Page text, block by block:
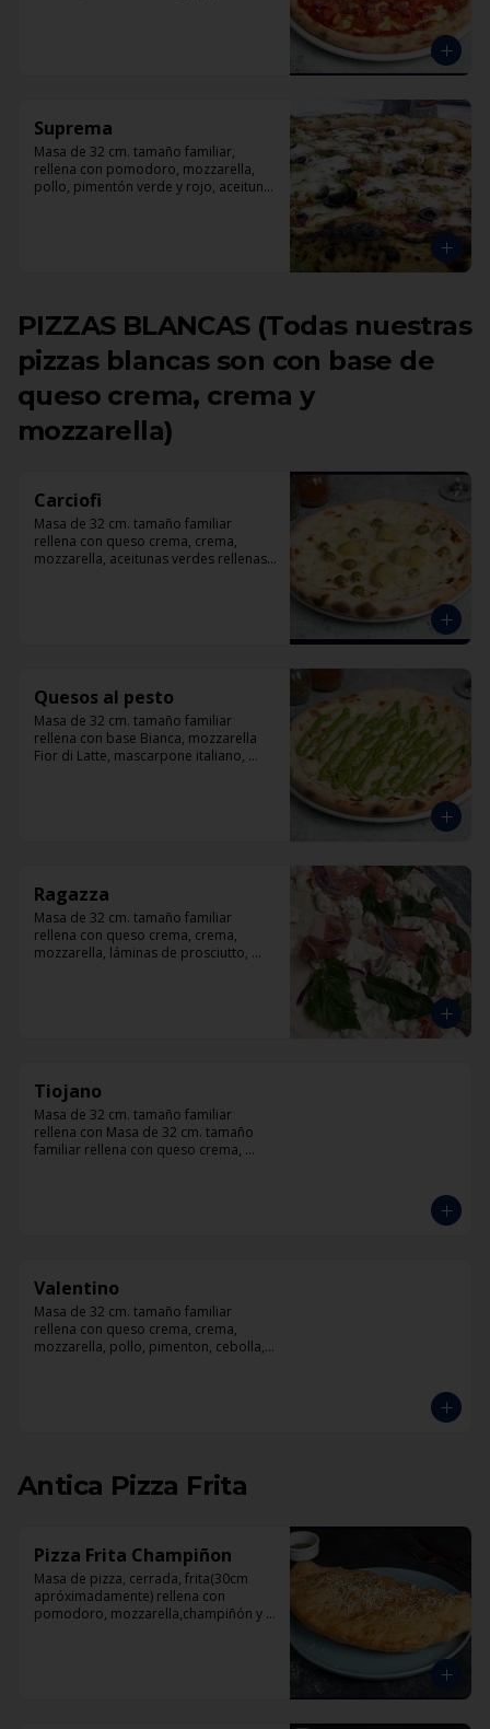
Suprema
Masa de 32 cm. tamaño familiar,
rellena con pomodoro, mozzarella,
pollo, pimentón verde y rojo, aceituna
PIZZAS BLANCAS (Todas nuestras
pizzas blancas son con base de
queso crema, crema y
mozzarella)
Carciofi
Masa de 32 cm. tamaño familiar
rellena con queso crema, crema,
mozzarella, aceitunas verdes rellenas
Quesos al pesto
Masa de 32 cm. tamaño familiar
rellena con base Bianca, mozzarella
Fior di Latte, mascarpone italiano,
Ragazza
Masa de 32 cm. tamaño familiar
rellena con queso crema, crema,
mozzarella, láminas de prosciutto,
Tiojano
Masa de 32 cm. tamaño familiar
rellena con Masa de 32 cm. tamaño
familiar rellena con queso crema,
Valentino
Masa de 32 cm. tamaño familiar
rellena con queso crema, crema,
mozzarella, pollo, pimenton, cebolla,
Antica Pizza Frita
Pizza Frita Champiñon
Masa de pizza, cerrada, frita(30cm
apróximadamente) rellena con
pomodoro, mozzarella,champiñón y